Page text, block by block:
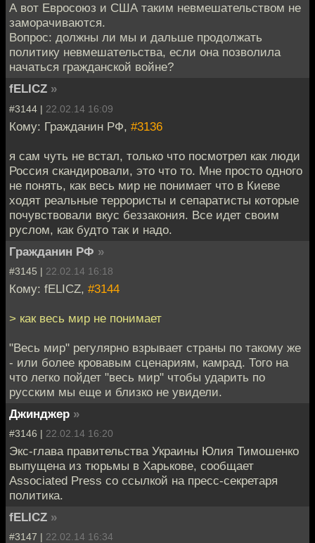
А вот Евросоюз и США таким невмешательством не
заморачиваются.
Вопрос: должны ли мы и дальше продолжать
политику невмешательства, если она позволила
начаться гражданской войне?
fELICZ »
#3144 | 22.02.14 16:09
Кому: Гражданин РФ, #3136
я сам чуть не встал, только что посмотрел как люди
Россия скандировали, это что то. Мне просто одного
не понять, как весь мир не понимает что в Киеве
ходят реальные террористы и сепаратисты которые
почувствовали вкус беззакония. Все идет своим
руслом, как будто так и надо.
Гражданин РФ »
#3145 | 22.02.14 16:18
Кому: fELICZ, #3144
> как весь мир не понимает
"Весь мир" регулярно взрывает страны по такому же
- или более кровавым сценариям, камрад. Того на
что легко пойдет "весь мир" чтобы ударить по
русским мы еще и близко не увидели.
Джинджер »
#3146 | 22.02.14 16:20
Экс-глава правительства Украины Юлия Тимошенко
выпущена из тюрьмы в Харькове, сообщает
Associated Press со ссылкой на пресс-секретаря
политика.
fELICZ »
#3147 | 22.02.14 16:34